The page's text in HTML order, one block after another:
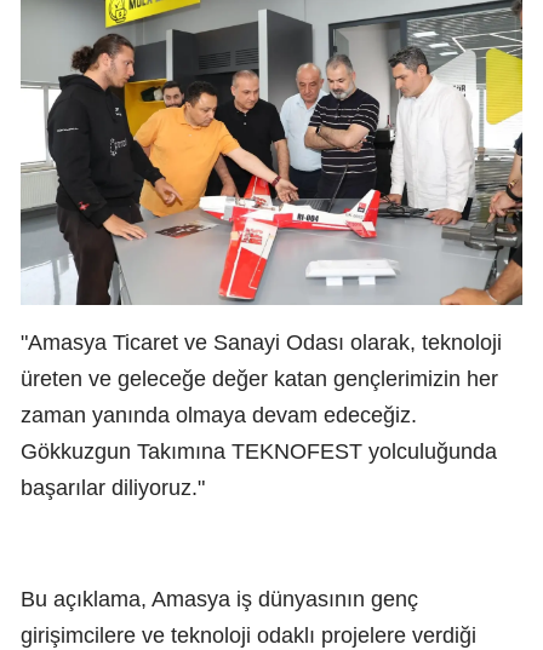
"Amasya Ticaret ve Sanayi Odası olarak, teknoloji
üreten ve geleceğe değer katan gençlerimizin her
zaman yanında olmaya devam edeceğiz.
Gökkuzgun Takımına TEKNOFEST yolculuğunda
başarılar diliyoruz."
Bu açıklama, Amasya iş dünyasının genç
girişimcilere ve teknoloji odaklı projelere verdiği